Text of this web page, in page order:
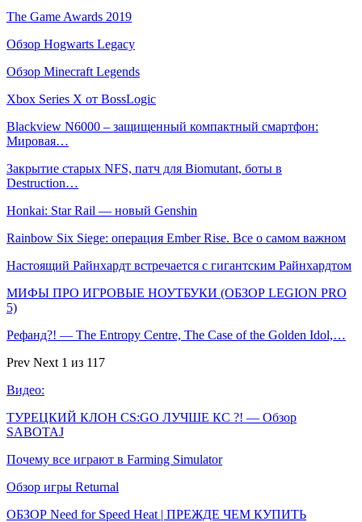
The Game Awards 2019
Обзор Hogwarts Legacy
Обзор Minecraft Legends
Xbox Series X от BossLogic
Blackview N6000 – защищенный компактный смартфон:
Мировая…
Закрытие старых NFS, патч для Biomutant, боты в
Destruction…
Honkai: Star Rail — новый Genshin
Rainbow Six Siege: операция Ember Rise. Все о самом важном
Настоящий Райнхардт встречается с гигантским Райнхардтом
МИФЫ ПРО ИГРОВЫЕ НОУТБУКИ (ОБЗОР LEGION PRO
5)
Рефанд?! — The Entropy Centre, The Case of the Golden Idol,…
Prev Next 1 из 117
Видео:
ТУРЕЦКИЙ КЛОН CS:GO ЛУЧШЕ КС ?! — Обзор
SABOTAJ
Почему все играют в Farming Simulator
Обзор игры Returnal
ОБЗОР Need for Speed Heat | ПРЕЖДЕ ЧЕМ КУПИТЬ